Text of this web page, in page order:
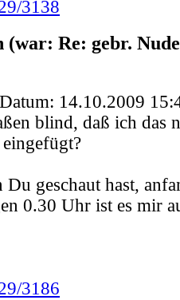
3138
(war: Re: gebr.
14.10.2009
blind, daß ich das
geschaut hast,
0.30 Uhr ist es mir
3186